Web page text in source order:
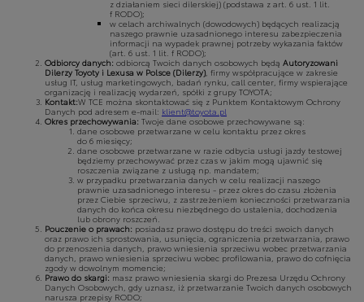
z działaniem sieci dilerskiej) (podstawa z art. 6 ust. 1 lit.
f RODO);
w celach archiwalnych (dowodowych) będących realizacją
naszego prawnie uzasadnionego interesu zabezpieczenia
informacji na wypadek prawnej potrzeby wykazania faktów
(art. 6 ust. 1 lit. f RODO);
Odbiorcy danych: odbiorcą Twoich danych osobowych będą Autoryzowani
Dilerzy Toyoty i Lexusa w Polsce (Dilerzy) , firmy współpracujące w zakresie
usług IT, usług marketingowych, badań rynku, call center, firmy wspierające
organizację i realizację wydarzeń, spółki z grupy TOYOTA;
Kontakt:W TCE można skontaktować się z Punktem Kontaktowym Ochrony
Danych pod adresem e-mail: klient@toyota.pl
Okres przechowywania: Twoje dane osobowe przechowywane są:
dane osobowe przetwarzane w celu kontaktu przez okres
do 6 miesięcy;
dane osobowe przetwarzane w razie odbycia usługi jazdy testowej
będziemy przechowywać przez czas w jakim mogą ujawnić się
roszczenia związane z usługą np. mandatem;
w przypadku przetwarzania danych w celu realizacji naszego
prawnie uzasadnionego interesu - przez okres do czasu złożenia
przez Ciebie sprzeciwu, z zastrzeżeniem konieczności przetwarzania
danych do końca okresu niezbędnego do ustalenia, dochodzenia
lub obrony roszczeń.
Pouczenie o prawach: posiadasz prawo dostępu do treści swoich danych
oraz prawo ich sprostowania, usunięcia, ograniczenia przetwarzania, prawo
do przenoszenia danych, prawo wniesienia sprzeciwu wobec przetwarzania
danych, prawo wniesienia sprzeciwu wobec profilowania, prawo do cofnięcia
zgody w dowolnym momencie;
Prawo do skargi: masz prawo wniesienia skargi do Prezesa Urzędu Ochrony
Danych Osobowych, gdy uznasz, iż przetwarzanie Twoich danych osobowych
narusza przepisy RODO;